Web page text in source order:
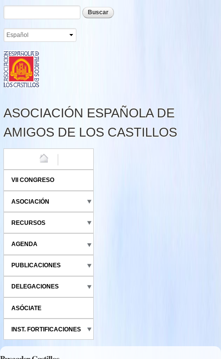
Pasar al
contenido
Formulario de búsqueda
Buscar
ASOCIACIÓN ESPAÑOLA DE
AMIGOS DE LOS CASTILLOS
VII CONGRESO
ASOCIACIÓN
RECURSOS
AGENDA
PUBLICACIONES
DELEGACIONES
ASÓCIATE
INST. FORTIFICACIONES